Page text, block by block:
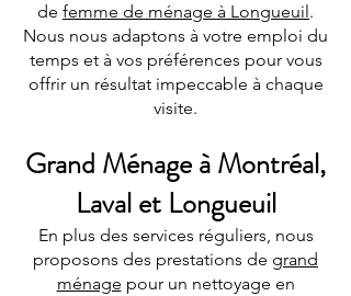
de femme de ménage à Longueuil.
Nous nous adaptons à votre emploi du
temps et à vos préférences pour vous
offrir un résultat impeccable à chaque
visite.
Grand Ménage à Montréal,
Laval et Longueuil
En plus des services réguliers, nous
proposons des prestations de grand
ménage pour un nettoyage en